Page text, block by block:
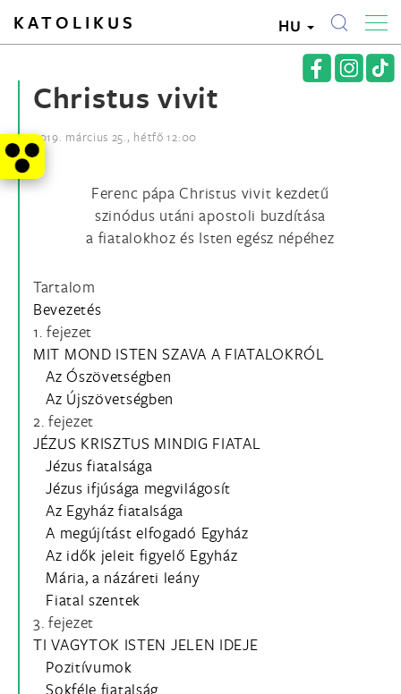
KATOLIKUS HU
Christus vivit
2019. március 25., hétfő 12:00
Ferenc pápa Christus vivit kezdetű
szinódus utáni apostoli buzdítása
a fiatalokhoz és Isten egész népéhez
Tartalom
Bevezetés
1. fejezet
MIT MOND ISTEN SZAVA A FIATALOKRÓL
Az Ószövetségben
Az Újszövetségben
2. fejezet
JÉZUS KRISZTUS MINDIG FIATAL
Jézus fiatalsága
Jézus ifjúsága megvilágosít
Az Egyház fiatalsága
A megújítást elfogadó Egyház
Az idők jeleit figyelő Egyház
Mária, a názáreti leány
Fiatal szentek
3. fejezet
TI VAGYTOK ISTEN JELEN IDEJE
Pozitívumok
Sokféle fiatalság